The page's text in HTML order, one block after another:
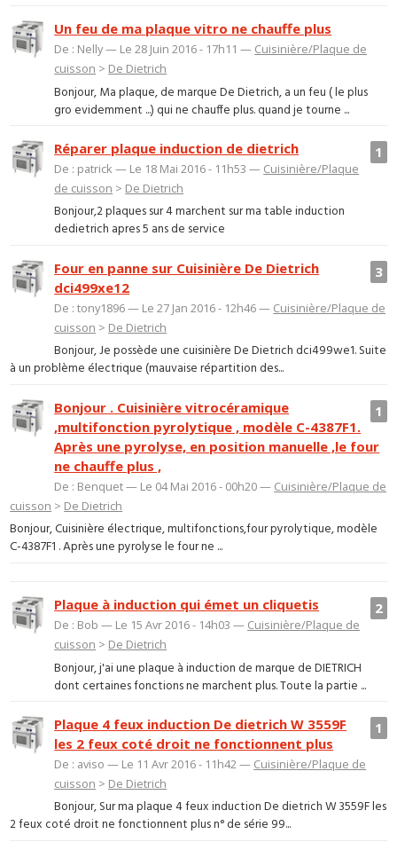
Un feu de ma plaque vitro ne chauffe plus
De : Nelly — Le 28 Juin 2016 - 17h11 — Cuisinière/Plaque de
cuisson > De Dietrich
Bonjour, Ma plaque, de marque De Dietrich, a un feu ( le plus
gro evidemment ...) qui ne chauffe plus. quand je tourne ...
1
Réparer plaque induction de dietrich
De : patrick — Le 18 Mai 2016 - 11h53 — Cuisinière/Plaque
de cuisson > De Dietrich
Bonjour,2 plaques sur 4 marchent sur ma table induction
dedietrich apres 5 ans de service
3
Four en panne sur Cuisinière De Dietrich
dci499xe12
De : tony1896 — Le 27 Jan 2016 - 12h46 — Cuisinière/Plaque de
cuisson > De Dietrich
Bonjour, Je possède une cuisinière De Dietrich dci499we1. Suite
à un problème électrique (mauvaise répartition des...
1
Bonjour . Cuisinière vitrocéramique
,multifonction pyrolytique , modèle C-4387F1.
Après une pyrolyse, en position manuelle ,le four
ne chauffe plus ,
De : Benquet — Le 04 Mai 2016 - 00h20 — Cuisinière/Plaque de
cuisson > De Dietrich
Bonjour, Cuisinière électrique, multifonctions,four pyrolytique, modèle
C-4387F1 . Après une pyrolyse le four ne ...
2
Plaque à induction qui émet un cliquetis
De : Bob — Le 15 Avr 2016 - 14h03 — Cuisinière/Plaque de
cuisson > De Dietrich
Bonjour, j'ai une plaque à induction de marque de DIETRICH
dont certaines fonctions ne marchent plus. Toute la partie ...
1
Plaque 4 feux induction De dietrich W 3559F
les 2 feux coté droit ne fonctionnent plus
De : aviso — Le 11 Avr 2016 - 11h42 — Cuisinière/Plaque de
cuisson > De Dietrich
Bonjour, Sur ma plaque 4 feux induction De dietrich W 3559F les
2 feux coté droit ne fonctionnent plus n° de série 99...